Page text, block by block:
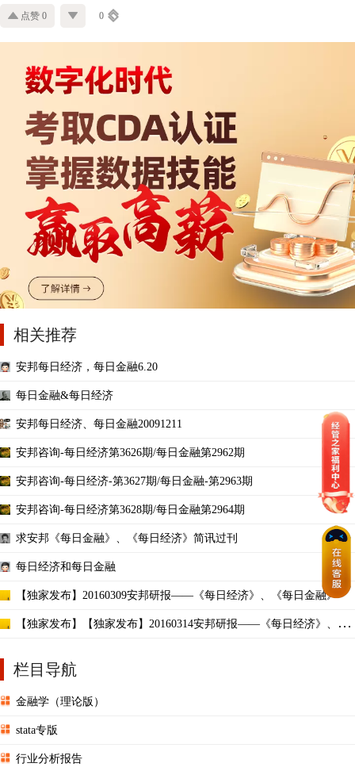
点赞 0 0
相关推荐
安邦每日经济，每日金融6.20
每日金融&每日经济
安邦每日经济、每日金融20091211
安邦咨询-每日经济第3626期/每日金融第2962期
安邦咨询-每日经济-第3627期/每日金融-第2963期
安邦咨询-每日经济第3628期/每日金融第2964期
求安邦《每日金融》、《每日经济》简讯过刊
每日经济和每日金融
【独家发布】20160309安邦研报——《每日经济》、《每日金融》
【独家发布】【独家发布】20160314安邦研报——《每日经济》、
栏目导航
金融学（理论版）
stata专版
行业分析报告